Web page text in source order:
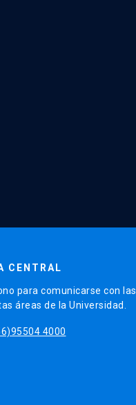
CENTRAL
para comunicarse con las
áreas de la Universidad.
4000